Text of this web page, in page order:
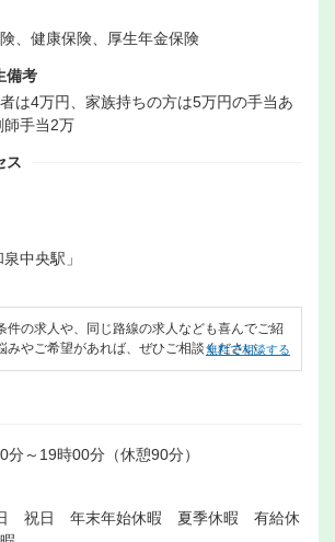
、健康保険、厚生年金保険
備考
は4万円、家族持ちの方は5万円の手当あ
手当2万
ス
中央駅」
件の求人や、同じ路線の求人なども喜んでご紹
みやご希望があれば、ぜひご相談ください。
無料で相談する
～19時00分（休憩90分）
祝日 年末年始休暇 夏季休暇 有給休